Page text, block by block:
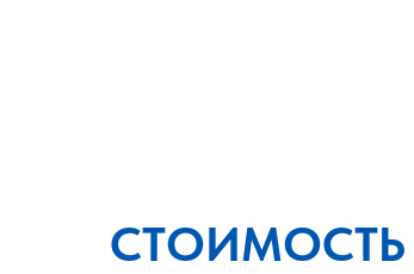
СТОИМОСТЬ